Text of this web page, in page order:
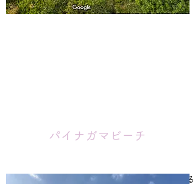
パイナガマビーチ
市内からアクセス抜群のほんと気軽に行ける